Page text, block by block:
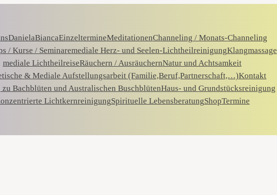
DanielaBiancaEinzeltermineMeditationenChanneling / Monats-Channeling
/ Kurse / Seminaremediale Herz- und Seelen-LichtheilreinigungKlangmassage
mediale LichtheilreiseRäuchern / AusräuchernNatur und Achtsamkeit
& Mediale Aufstellungsarbeit (Familie,Beruf,Partnerschaft,…)Kontakt
zu Bachblüten und Australischen BuschblütenHaus- und Grundstücksreinigung
LichtkernreinigungSpirituelle LebensberatungShopTermine